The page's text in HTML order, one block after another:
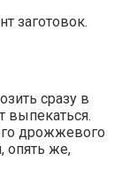
заготовок.
сразу в
выпекаться.
дрожжевого
опять же,